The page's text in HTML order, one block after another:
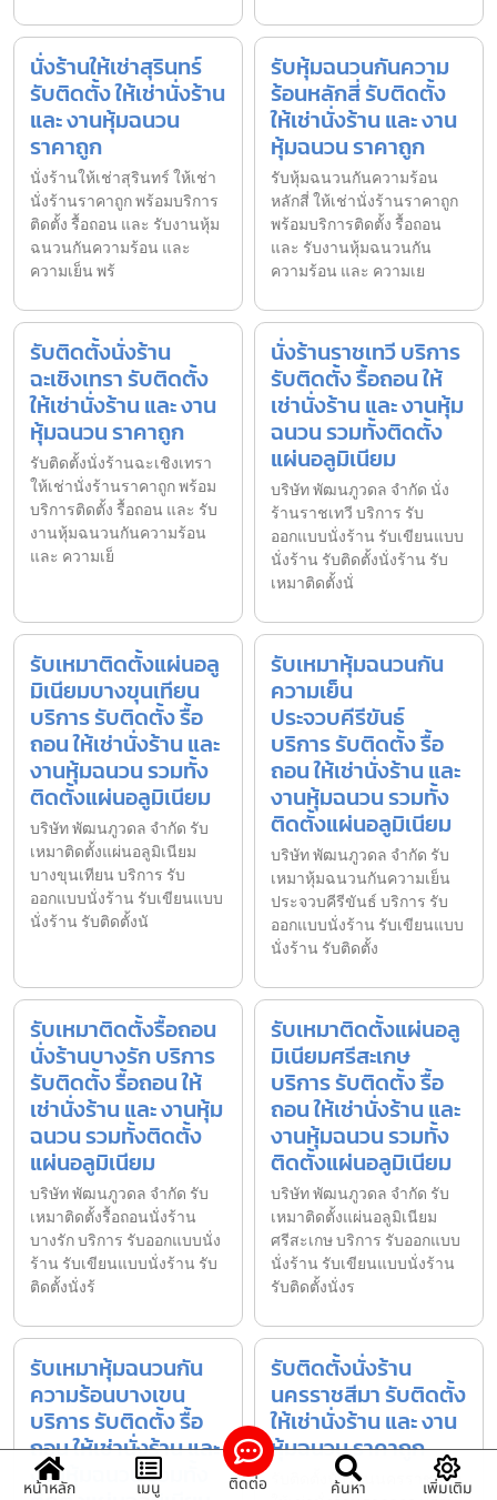
นั่งร้านให้เช่าสุรินทร์
รับติดตั้ง ให้เช่านั่งร้าน
และ งานหุ้มฉนวน
ราคาถูก
นั่งร้านให้เช่าสุรินทร์ ให้เช่า
นั่งร้านราคาถูก พร้อมบริการ
ติดตั้ง รื้อถอน และ รับงานหุ้ม
ฉนวนกันความร้อน และ
ความเย็น พร้
รับหุ้มฉนวนกันความ
ร้อนหลักสี่ รับติดตั้ง
ให้เช่านั่งร้าน และ งาน
หุ้มฉนวน ราคาถูก
รับหุ้มฉนวนกันความร้อน
หลักสี่ ให้เช่านั่งร้านราคาถูก
พร้อมบริการติดตั้ง รื้อถอน
และ รับงานหุ้มฉนวนกัน
ความร้อน และ ความเย
รับติดตั้งนั่งร้าน
ฉะเชิงเทรา รับติดตั้ง
ให้เช่านั่งร้าน และ งาน
หุ้มฉนวน ราคาถูก
รับติดตั้งนั่งร้านฉะเชิงเทรา
ให้เช่านั่งร้านราคาถูก พร้อม
บริการติดตั้ง รื้อถอน และ รับ
งานหุ้มฉนวนกันความร้อน
และ ความเย็
นั่งร้านราชเทวี บริการ
รับติดตั้ง รื้อถอน ให้
เช่านั่งร้าน และ งานหุ้ม
ฉนวน รวมทั้งติดตั้ง
แผ่นอลูมิเนียม
บริษัท พัฒนภูวดล จำกัด นั่ง
ร้านราชเทวี บริการ รับ
ออกแบบนั่งร้าน รับเขียนแบบ
นั่งร้าน รับติดตั้งนั่งร้าน รับ
เหมาติดตั้งนั่
รับเหมาติดตั้งแผ่นอลู
มิเนียมบางขุนเทียน
บริการ รับติดตั้ง รื้อ
ถอน ให้เช่านั่งร้าน และ
งานหุ้มฉนวน รวมทั้ง
ติดตั้งแผ่นอลูมิเนียม
บริษัท พัฒนภูวดล จำกัด รับ
เหมาติดตั้งแผ่นอลูมิเนียม
บางขุนเทียน บริการ รับ
ออกแบบนั่งร้าน รับเขียนแบบ
นั่งร้าน รับติดตั้งนั
รับเหมาหุ้มฉนวนกัน
ความเย็น
ประจวบคีรีขันธ์
บริการ รับติดตั้ง รื้อ
ถอน ให้เช่านั่งร้าน และ
งานหุ้มฉนวน รวมทั้ง
ติดตั้งแผ่นอลูมิเนียม
บริษัท พัฒนภูวดล จำกัด รับ
เหมาหุ้มฉนวนกันความเย็น
ประจวบคีรีขันธ์ บริการ รับ
ออกแบบนั่งร้าน รับเขียนแบบ
นั่งร้าน รับติดตั้ง
รับเหมาติดตั้งรื้อถอน
นั่งร้านบางรัก บริการ
รับติดตั้ง รื้อถอน ให้
เช่านั่งร้าน และ งานหุ้ม
ฉนวน รวมทั้งติดตั้ง
แผ่นอลูมิเนียม
บริษัท พัฒนภูวดล จำกัด รับ
เหมาติดตั้งรื้อถอนนั่งร้าน
บางรัก บริการ รับออกแบบนั่ง
ร้าน รับเขียนแบบนั่งร้าน รับ
ติดตั้งนั่งร้
รับเหมาติดตั้งแผ่นอลู
มิเนียมศรีสะเกษ
บริการ รับติดตั้ง รื้อ
ถอน ให้เช่านั่งร้าน และ
งานหุ้มฉนวน รวมทั้ง
ติดตั้งแผ่นอลูมิเนียม
บริษัท พัฒนภูวดล จำกัด รับ
เหมาติดตั้งแผ่นอลูมิเนียม
ศรีสะเกษ บริการ รับออกแบบ
นั่งร้าน รับเขียนแบบนั่งร้าน
รับติดตั้งนั่งร
รับเหมาหุ้มฉนวนกัน
ความร้อนบางเขน
บริการ รับติดตั้ง รื้อ
ถอน ให้เช่านั่งร้าน และ
งานหุ้มฉนวน รวมทั้ง
รับติดตั้งนั่งร้าน
นครราชสีมา รับติดตั้ง
ให้เช่านั่งร้าน และ งาน
หุ้มฉนวน ราคาถูก
รับติดตั้งนั่งร้านนครราชสีมา
หน้าหลัก เมนู ติดต่อ ค้นหา เพิ่มเติม